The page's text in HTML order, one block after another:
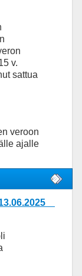
v.
sattua
veroon
ajalle